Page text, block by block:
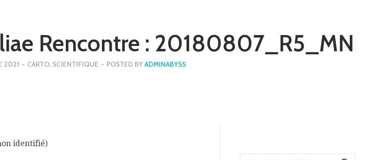
Rencontre : 20180807_R5_MN
2021 - CARTO, SCIENTIFIQUE - POSTED BYADMINABYSS
identifié)